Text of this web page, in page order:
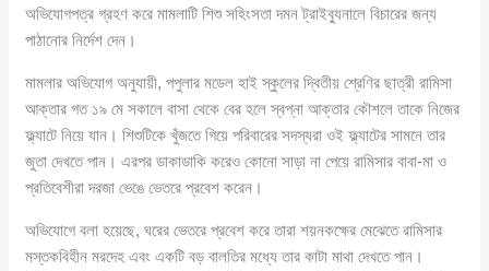
অভিযোগপত্র গ্রহণ করে মামলাটি শিশু সহিংসতা দমন ট্রাইব্যুনালে বিচারের জন্য
পাঠানোর নির্দেশ দেন।
মামলার অভিযোগ অনুযায়ী, পপুলার মডেল হাই স্কুলের দ্বিতীয় শ্রেণির ছাত্রী রামিসা
আক্তার গত ১৯ মে সকালে বাসা থেকে বের হলে স্বপ্না আক্তার কৌশলে তাকে নিজের
ফ্ল্যাটে নিয়ে যান। শিশুটিকে খুঁজতে গিয়ে পরিবারের সদস্যরা ওই ফ্ল্যাটের সামনে তার
জুতা দেখতে পান। এরপর ডাকাডাকি করেও কোনো সাড়া না পেয়ে রামিসার বাবা-মা ও
প্রতিবেশীরা দরজা ভেঙে ভেতরে প্রবেশ করেন।
অভিযোগে বলা হয়েছে, ঘরের ভেতরে প্রবেশ করে তারা শয়নকক্ষের মেঝেতে রামিসার
মস্তকবিহীন মরদেহ এবং একটি বড় বালতির মধ্যে তার কাটা মাথা দেখতে পান।